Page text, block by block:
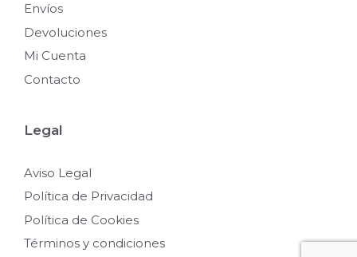
Envíos
Devoluciones
Mi Cuenta
Contacto
Legal
Aviso Legal
Política de Privacidad
Política de Cookies
Términos y condiciones